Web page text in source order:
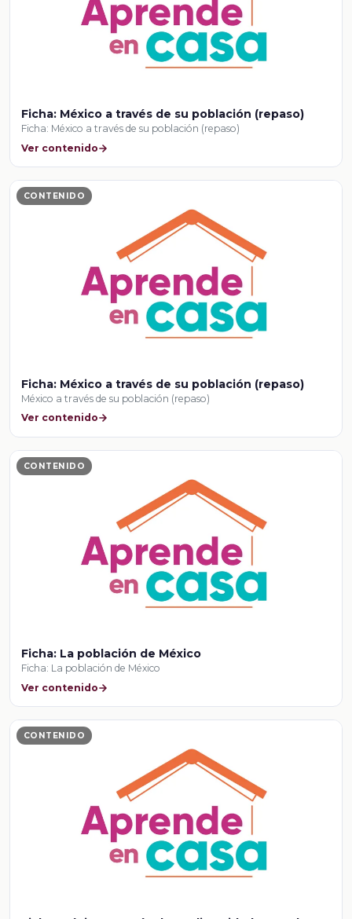
Ficha: México a través de su población (repaso)
Ficha: México a través de su población (repaso)
Ver contenido
CONTENIDO
Ficha: México a través de su población (repaso)
México a través de su población (repaso)
Ver contenido
CONTENIDO
Ficha: La población de México
Ficha: La población de México
Ver contenido
CONTENIDO